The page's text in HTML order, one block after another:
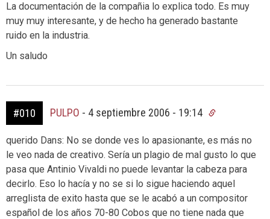
La documentación de la compañia lo explica todo. Es muy
muy muy interesante, y de hecho ha generado bastante
ruido en la industria.
Un saludo
#010 PULPO - 4 septiembre 2006 - 19:14
querido Dans: No se donde ves lo apasionante, es más no
le veo nada de creativo. Sería un plagio de mal gusto lo que
pasa que Antinio Vivaldi no puede levantar la cabeza para
decirlo. Eso lo hacía y no se si lo sigue haciendo aquel
arreglista de exito hasta que se le acabó a un compositor
español de los años 70-80 Cobos que no tiene nada que